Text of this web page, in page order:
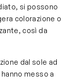
si possono
colorazione o
così da
dal sole ad
messo a